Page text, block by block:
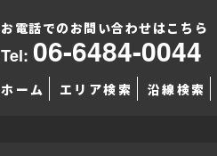
お電話でのお問い合わせはこちら
Tel: 06-6484-0044
ホーム エリア検索 沿線検索